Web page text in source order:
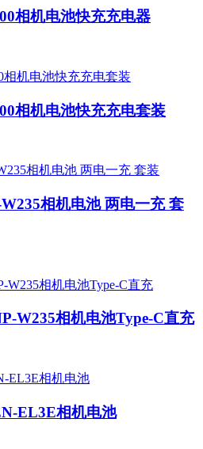
相机电池快充充电器
相机电池快充充电套装
相机电池 两电一充 套
W235相机电池Type-C直充
EL3E相机电池